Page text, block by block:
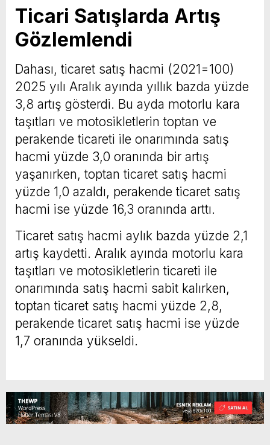
Ticari Satışlarda Artış
Gözlemlendi
Dahası, ticaret satış hacmi (2021=100)
2025 yılı Aralık ayında yıllık bazda yüzde
3,8 artış gösterdi. Bu ayda motorlu kara
taşıtları ve motosikletlerin toptan ve
perakende ticareti ile onarımında satış
hacmi yüzde 3,0 oranında bir artış
yaşanırken, toptan ticaret satış hacmi
yüzde 1,0 azaldı, perakende ticaret satış
hacmi ise yüzde 16,3 oranında arttı.
Ticaret satış hacmi aylık bazda yüzde 2,1
artış kaydetti. Aralık ayında motorlu kara
taşıtları ve motosikletlerin ticareti ile
onarımında satış hacmi sabit kalırken,
toptan ticaret satış hacmi yüzde 2,8,
perakende ticaret satış hacmi ise yüzde
1,7 oranında yükseldi.